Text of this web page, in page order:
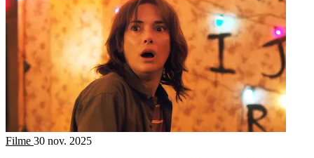
Filme 30 nov. 2025